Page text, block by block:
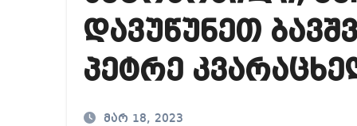
მიხეილ
თბილისში
დავუწუნეთ
პეტრე
მარ 18, 2023